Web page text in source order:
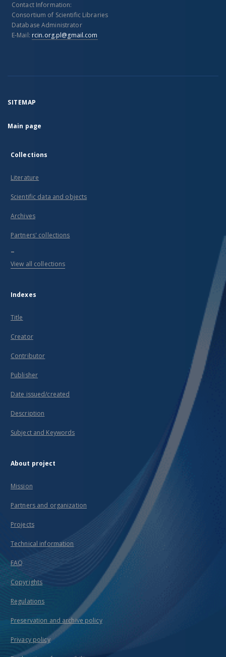
Contact Information:
Consortium of Scientific Libraries
Database Administrator
E-Mail: rcin.org.pl@gmail.com
SITEMAP
Main page
Collections
Literature
Scientific data and objects
Archives
Partners' collections
...
View all collections
Indexes
Title
Creator
Contributor
Publisher
Date issued/created
Description
Subject and Keywords
About project
Mission
Partners and organization
Projects
Technical information
FAQ
Copyrights
Regulations
Preservation and archive policy
Privacy policy